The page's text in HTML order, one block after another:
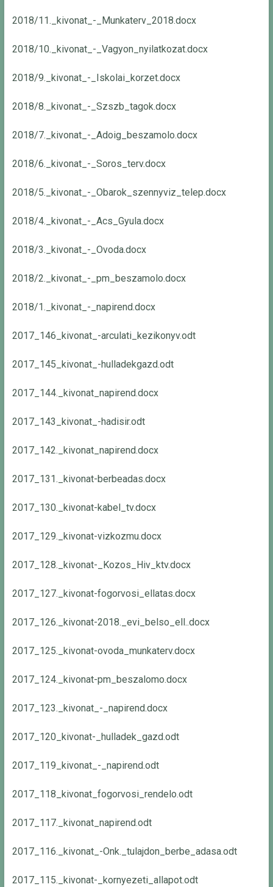
2018/11._kivonat_-_Munkaterv_2018.docx
2018/10._kivonat_-_Vagyon_nyilatkozat.docx
2018/9._kivonat_-_Iskolai_korzet.docx
2018/8._kivonat_-_Szszb_tagok.docx
2018/7._kivonat_-_Adoig_beszamolo.docx
2018/6._kivonat_-_Soros_terv.docx
2018/5._kivonat_-_Obarok_szennyviz_telep.docx
2018/4._kivonat_-_Acs_Gyula.docx
2018/3._kivonat_-_Ovoda.docx
2018/2._kivonat_-_pm_beszamolo.docx
2018/1._kivonat_-_napirend.docx
2017_146_kivonat_-arculati_kezikonyv.odt
2017_145_kivonat_-hulladekgazd.odt
2017_144._kivonat_napirend.docx
2017_143_kivonat_-hadisir.odt
2017_142._kivonat_napirend.docx
2017_131._kivonat-berbeadas.docx
2017_130._kivonat-kabel_tv.docx
2017_129._kivonat-vizkozmu.docx
2017_128._kivonat-_Kozos_Hiv_ktv.docx
2017_127._kivonat-fogorvosi_ellatas.docx
2017_126._kivonat-2018._evi_belso_ell..docx
2017_125._kivonat-ovoda_munkaterv.docx
2017_124._kivonat-pm_beszalomo.docx
2017_123._kivonat_-_napirend.docx
2017_120_kivonat-_hulladek_gazd.odt
2017_119_kivonat_-_napirend.odt
2017_118_kivonat_fogorvosi_rendelo.odt
2017_117._kivonat_napirend.odt
2017_116._kivonat_-Onk._tulajdon_berbe_adasa.odt
2017_115._kivonat-_kornyezeti_allapot.odt